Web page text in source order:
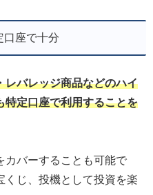
口座で十分
レバレッジ商品などのハイ
特定口座で利用することを
カバーすることも可能で
くじ、投機として投資を楽